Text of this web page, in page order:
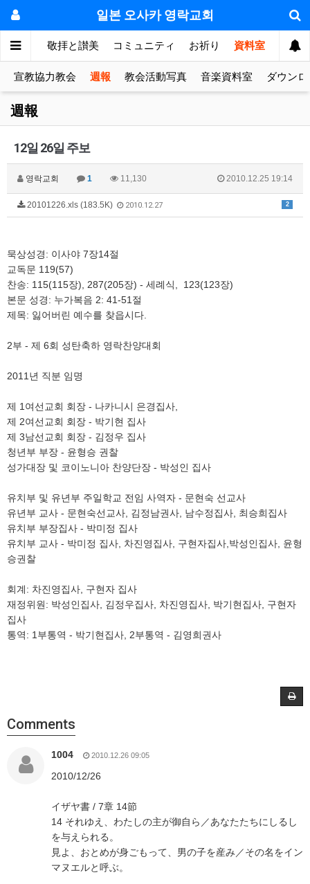
일본 오사카 영락교회
의 방 敬拝と讃美 コミュニティ お祈り 資料室
宣教協力教会 週報 教会活動写真 音楽資料室 ダウン
週報
12일 26일 주보
영락교회 1 11,130 2010.12.25 19:14
2
20101226.xls (183.5K) 2010.12.27
묵상성경: 이사야 7장14절
교독문 119(57)
찬송: 115(115장), 287(205장) - 세례식, 123(123장)
본문 성경: 누가복음 2: 41-51절
제목: 잃어버린 예수를 찾읍시다.
2부 - 제 6회 성탄축하 영락찬양대회
2011년 직분 임명
제 1여선교회 회장 - 나카니시 은경집사,
제 2여선교회 회장 - 박기현 집사
제 3남선교회 회장 - 김정우 집사
청년부 부장 - 윤형승 권찰
성가대장 및 코이노니아 찬양단장 - 박성인 집사
유치부 및 유년부 주일학교 전임 사역자 - 문현숙 선교사
유년부 교사 - 문현숙선교사, 김정남권사, 남수정집사, 최승희집사
유치부 부장집사 - 박미정 집사
유치부 교사 - 박미정 집사, 차진영집사, 구현자집사,박성인집사, 윤형
승권찰
회계: 차진영집사, 구현자 집사
재정위원: 박성인집사, 김정우집사, 차진영집사, 박기현집사, 구현자
집사
통역: 1부통역 - 박기현집사, 2부통역 - 김영희권사
Comments
1004 2010.12.26 09:05
2010/12/26
イザヤ書 / 7章 14節
14 それゆえ、わたしの主が御自ら／あなたたちにしるし
を与えられる。
見よ、おとめが身ごもって、男の子を産み／その名をイン
マヌエルと呼ぶ。